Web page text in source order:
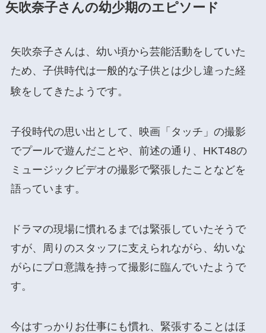
矢吹奈子さんの幼少期のエピソード
矢吹奈子さんは、幼い頃から芸能活動をしていた
ため、子供時代は一般的な子供とは少し違った経
験をしてきたようです。
子役時代の思い出として、映画「タッチ」の撮影
でプールで遊んだことや、前述の通り、HKT48の
ミュージックビデオの撮影で緊張したことなどを
語っています。
ドラマの現場に慣れるまでは緊張していたそうで
すが、周りのスタッフに支えられながら、幼いな
がらにプロ意識を持って撮影に臨んでいたようで
す。
今はすっかりお仕事にも慣れ、緊張することはほ